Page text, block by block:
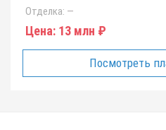
Отделка: —
Цена: 13 млн ₽
Посмотреть